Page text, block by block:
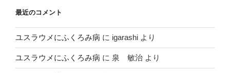
最近のコメント
ユスラウメにふくろみ病 に igarashi より
ユスラウメにふくろみ病 に 泉 敏治 より